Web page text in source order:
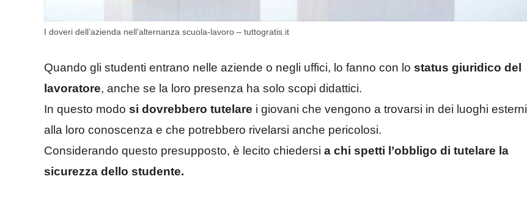
I doveri dell’azienda nell’alternanza scuola-lavoro – tuttogratis.it
Quando gli studenti entrano nelle aziende o negli uffici, lo fanno con lo status giuridico del
lavoratore, anche se la loro presenza ha solo scopi didattici.
In questo modo si dovrebbero tutelare i giovani che vengono a trovarsi in dei luoghi esterni
alla loro conoscenza e che potrebbero rivelarsi anche pericolosi.
Considerando questo presupposto, è lecito chiedersi a chi spetti l’obbligo di tutelare la
sicurezza dello studente.